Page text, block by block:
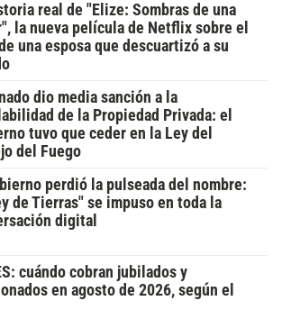
real de "Elize: Sombras de una
la nueva película de Netflix sobre el
una esposa que descuartizó a su
dio media sanción a la
de la Propiedad Privada: el
tuvo que ceder en la Ley del
del Fuego
perdió la pulseada del nombre:
de Tierras" se impuso en toda la
digital
cuándo cobran jubilados y
en agosto de 2026, según el